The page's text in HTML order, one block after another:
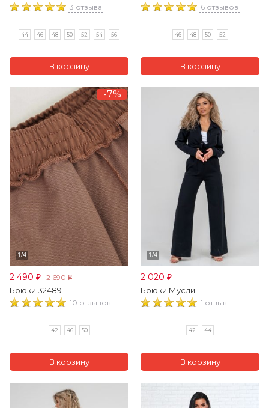
3 отзыва
44 46 48 50 52 54 56
6 отзывов
46 48 50 52
-7%
2 490 ₽ 2 690₽
Брюки 32489
10 отзывов
42 46 50
2 020 ₽
Брюки Муслин
1 отзыв
42 44